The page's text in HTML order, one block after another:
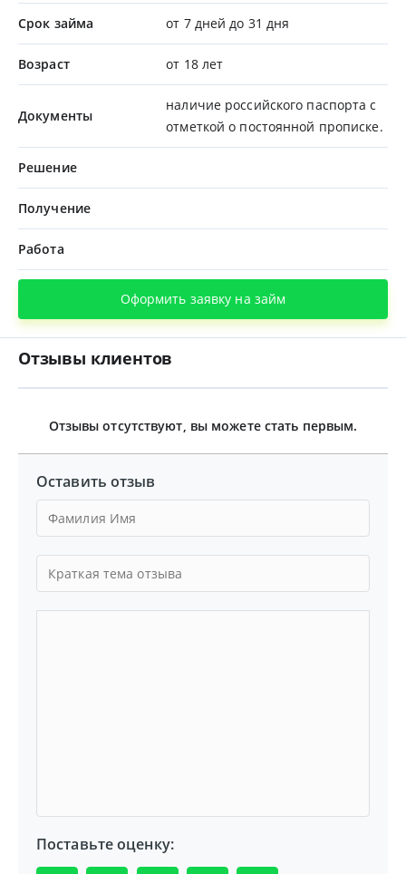
Срок займа от 7 дней до 31 дня
Возраст от 18 лет
Документы
наличие российского паспорта с
отметкой о постоянной прописке.
Решение
Получение
Работа
Оформить заявку на займ
Отзывы клиентов
Отзывы отсутствуют, вы можете стать первым.
Оставить отзыв
Поставьте оценку: